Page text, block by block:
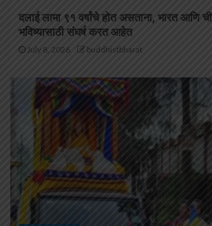
दलाई लामा ९१ वर्षांचे होत असताना, भारत आणि चीन
भविष्यासाठी संघर्ष करत आहेत
July 8, 2026 buddhistbharat